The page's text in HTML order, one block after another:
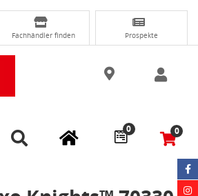
Fachhändler finden Prospekte
0 0